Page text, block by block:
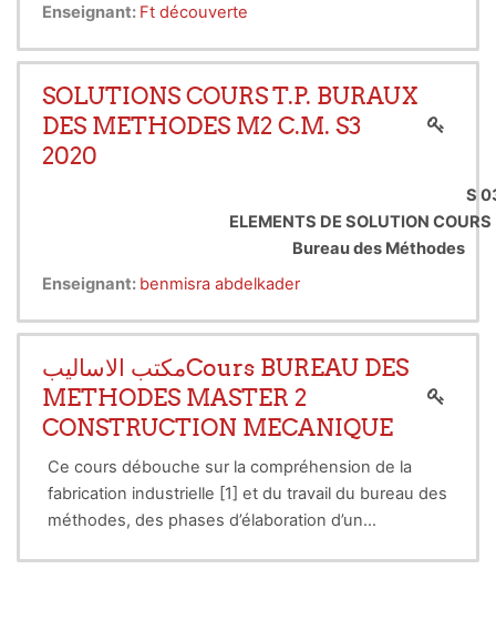
sont en général requises pour compléter le modèle.
équivalent. La discrétisation se fait sur deux fronts.
D’une part, le domaine est basé sur la subdivision
du domaine continu en sous-domaine de forme
géométrique simple, d’autre part, les équations aux
dérivées partielles sont remplacées par des
ou des méthodes de minimisation de l’erreur
comme les méthodes des résidus pondérés.
Enseignant: Ft découverte
SOLUTIONS COURS T.P. BURAUX
DES METHODES M2 C.M. S3
2020
S
ELEMENTS DE SOLUTION
Bureau des Méthodes
Enseignant: benmisra abdelkader
مكتب الاساليبCours BUREAU DES
METHODES MASTER 2
CONSTRUCTION MECANIQUE
Ce cours débouche sur la compréhension de la
fabrication industrielle [1] et du travail du bureau des
méthodes, des phases d’élaboration d’un